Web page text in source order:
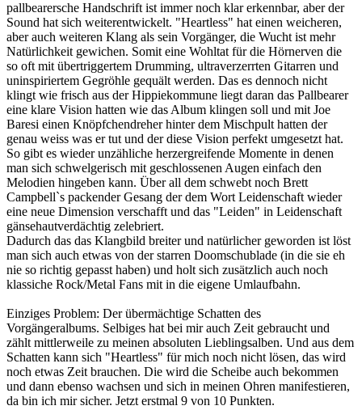
pallbearersche Handschrift ist immer noch klar erkennbar, aber der
Sound hat sich weiterentwickelt. "Heartless" hat einen weicheren,
aber auch weiteren Klang als sein Vorgänger, die Wucht ist mehr
Natürlichkeit gewichen. Somit eine Wohltat für die Hörnerven die
so oft mit übertriggertem Drumming, ultraverzerrten Gitarren und
uninspiriertem Gegröhle gequält werden. Das es dennoch nicht
klingt wie frisch aus der Hippiekommune liegt daran das Pallbearer
eine klare Vision hatten wie das Album klingen soll und mit Joe
Baresi einen Knöpfchendreher hinter dem Mischpult hatten der
genau weiss was er tut und der diese Vision perfekt umgesetzt hat.
So gibt es wieder unzähliche herzergreifende Momente in denen
man sich schwelgerisch mit geschlossenen Augen einfach den
Melodien hingeben kann. Über all dem schwebt noch Brett
Campbell`s packender Gesang der dem Wort Leidenschaft wieder
eine neue Dimension verschafft und das "Leiden" in Leidenschaft
gänsehautverdächtig zelebriert.
Dadurch das das Klangbild breiter und natürlicher geworden ist löst
man sich auch etwas von der starren Doomschublade (in die sie eh
nie so richtig gepasst haben) und holt sich zusätzlich auch noch
klassiche Rock/Metal Fans mit in die eigene Umlaufbahn.
Einziges Problem: Der übermächtige Schatten des
Vorgängeralbums. Selbiges hat bei mir auch Zeit gebraucht und
zählt mittlerweile zu meinen absoluten Lieblingsalben. Und aus dem
Schatten kann sich "Heartless" für mich noch nicht lösen, das wird
noch etwas Zeit brauchen. Die wird die Scheibe auch bekommen
und dann ebenso wachsen und sich in meinen Ohren manifestieren,
da bin ich mir sicher. Jetzt erstmal 9 von 10 Punkten.